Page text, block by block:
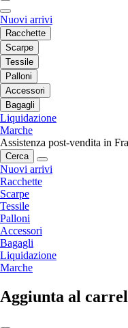
Nuovi arrivi
Racchette
Scarpe
Tessile
Palloni
Accessori
Bagagli
Liquidazione
Marche
Assistenza post-vendita in
Cerca
Nuovi arrivi
Racchette
Scarpe
Tessile
Palloni
Accessori
Bagagli
Liquidazione
Marche
Aggiunta al